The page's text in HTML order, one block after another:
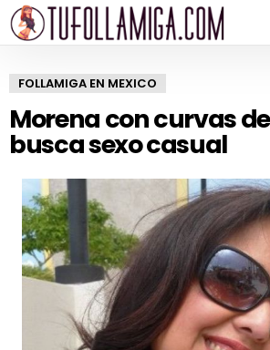
FOLLAMIGA EN MEXICO
Morena con curvas
busca sexo casual